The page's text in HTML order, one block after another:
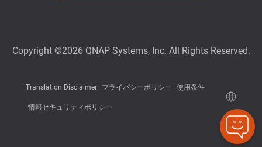
Copyright ©2026 QNAP Systems, Inc. All Rights Reserved.
Translation Disclaimer プライバシーポリシー 使用条件
情報セキュリティポリシー